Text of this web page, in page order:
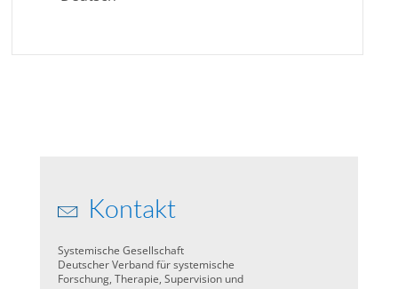
Kontakt
Systemische Gesellschaft
Deutscher Verband für systemische
Forschung, Therapie, Supervision und